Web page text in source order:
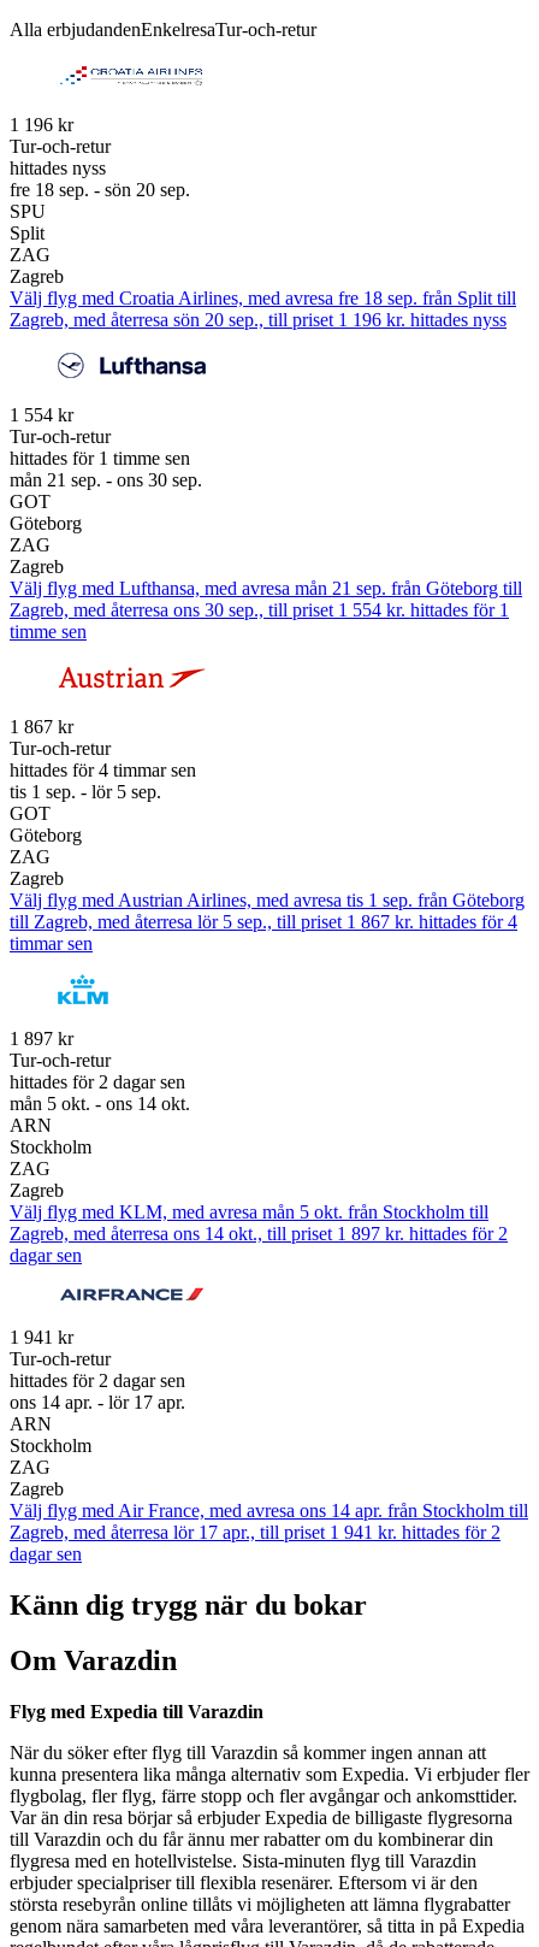
Alla erbjudandenEnkelresaTur-och-retur
1 196 kr
Tur-och-retur
hittades nyss
fre 18 sep. - sön 20 sep.
SPU
Split
ZAG
Zagreb
Välj flyg med Croatia Airlines, med avresa fre 18 sep. från Split till
Zagreb, med återresa sön 20 sep., till priset 1 196 kr. hittades nyss
1 554 kr
Tur-och-retur
hittades för 1 timme sen
mån 21 sep. - ons 30 sep.
GOT
Göteborg
ZAG
Zagreb
Välj flyg med Lufthansa, med avresa mån 21 sep. från Göteborg till
Zagreb, med återresa ons 30 sep., till priset 1 554 kr. hittades för 1
timme sen
1 867 kr
Tur-och-retur
hittades för 4 timmar sen
tis 1 sep. - lör 5 sep.
GOT
Göteborg
ZAG
Zagreb
Välj flyg med Austrian Airlines, med avresa tis 1 sep. från Göteborg
till Zagreb, med återresa lör 5 sep., till priset 1 867 kr. hittades för 4
timmar sen
1 897 kr
Tur-och-retur
hittades för 2 dagar sen
mån 5 okt. - ons 14 okt.
ARN
Stockholm
ZAG
Zagreb
Välj flyg med KLM, med avresa mån 5 okt. från Stockholm till
Zagreb, med återresa ons 14 okt., till priset 1 897 kr. hittades för 2
dagar sen
1 941 kr
Tur-och-retur
hittades för 2 dagar sen
ons 14 apr. - lör 17 apr.
ARN
Stockholm
ZAG
Zagreb
Välj flyg med Air France, med avresa ons 14 apr. från Stockholm till
Zagreb, med återresa lör 17 apr., till priset 1 941 kr. hittades för 2
dagar sen
Känn dig trygg när du bokar
Om Varazdin
Flyg med Expedia till Varazdin
När du söker efter flyg till Varazdin så kommer ingen annan att
kunna presentera lika många alternativ som Expedia. Vi erbjuder fler
flygbolag, fler flyg, färre stopp och fler avgångar och ankomsttider.
Var än din resa börjar så erbjuder Expedia de billigaste flygresorna
till Varazdin och du får ännu mer rabatter om du kombinerar din
flygresa med en hotellvistelse. Sista-minuten flyg till Varazdin
erbjuder specialpriser till flexibla resenärer. Eftersom vi är den
största resebyrån online tillåts vi möjligheten att lämna flygrabatter
genom nära samarbeten med våra leverantörer, så titta in på Expedia